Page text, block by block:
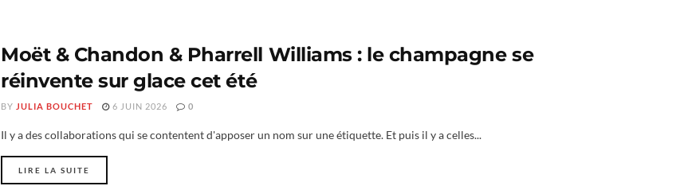
Moët & Chandon & Pharrell Williams : le champagne se
réinvente sur glace cet été
BY JULIA BOUCHET 6 JUIN 2026 0
Il y a des collaborations qui se contentent d'apposer un nom sur une étiquette. Et puis il y a celles...
LIRE LA SUITE